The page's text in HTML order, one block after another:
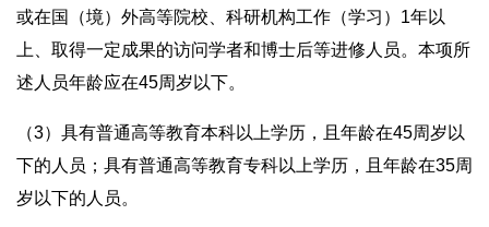
或在国（境）外高等院校、科研机构工作（学习）1年以
上、取得一定成果的访问学者和博士后等进修人员。本项所
述人员年龄应在45周岁以下。
（3）具有普通高等教育本科以上学历，且年龄在45周岁以
下的人员；具有普通高等教育专科以上学历，且年龄在35周
岁以下的人员。